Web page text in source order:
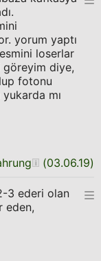
yorum yaptı
loserlar
göreyim diye,
fotonu
mı
(03.06.19)
3 ederi olan
eden,